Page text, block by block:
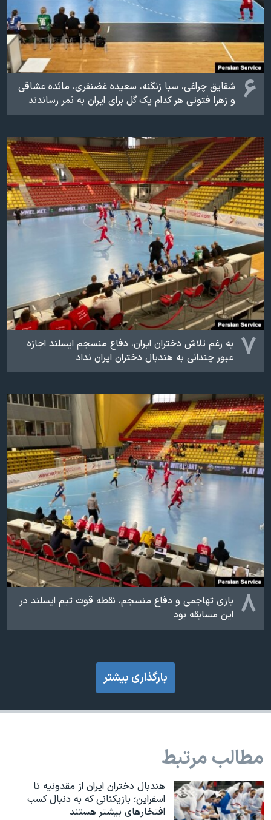
۶
شقایق چراغی، سبا زنگنه، سعیده غضنفری، مائده عشاقی
و زهرا فتوتی هر کدام یک گل برای ایران به ثمر رساندند
۷ به رغم تلاش دختران ایران، دفاع منسجم ایسلند اجازه
عبور چندانی به هندبال دختران ایران نداد
۸ بازی تهاجمی و دفاع منسجم، نقطه قوت تیم ایسلند در
این مسابقه بود
بارگذاری بیشتر
مطالب مرتبط
هندبال دختران ایران از مقدونیه تا
اسفراین؛ بازیکنانی که به دنبال کسب
افتخارهای بیشتر هستند